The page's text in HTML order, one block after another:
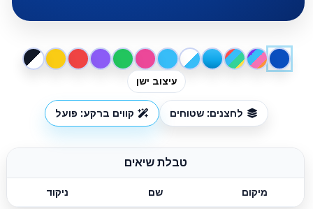
עיצוב ישן
לחצנים: שטוחים קווים ברקע: פועל
טבלת שיאים
מיקום שם ניקוד